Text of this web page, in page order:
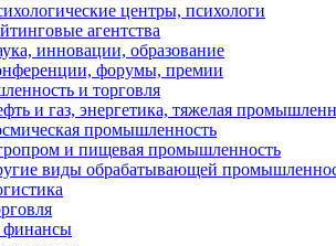
центры, психологи
агентства
инновации, образование
форумы, премии
и торговля
и газ, энергетика, тяжелая
промышленность
и пищевая промышленность
виды обрабатывающей
финансы